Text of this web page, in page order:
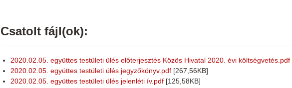
Csatolt fájl(ok):
2020.02.05. együttes testületi ülés előterjesztés Közös Hivatal 2020. évi költségvetés.pdf
2020.02.05. együttes testületi ülés jegyzőkönyv.pdf [267,56KB]
2020.02.05. együttes testületi ülés jelenléti ív.pdf [125,58KB]